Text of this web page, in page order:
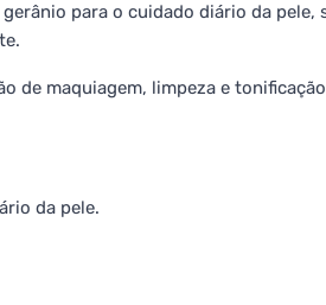
para o cuidado diário da
de maquiagem, limpeza e
da pele.